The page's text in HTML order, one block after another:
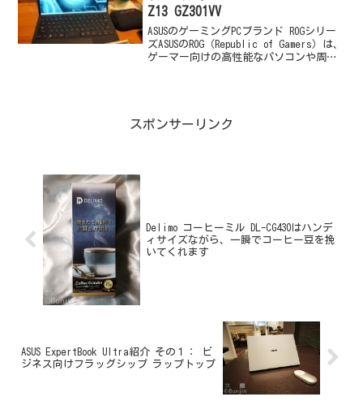
Z13 GZ301VV
ASUSのゲーミングPCブランド ROGシリー
ズASUSのROG（Republic of Gamers）は、
ゲーマー向けの高性能なパソコンや周辺
スポンサーリンク
Delimo コーヒーミル DL-CG430はハンデ
ィサイズながら、一瞬でコーヒー豆を挽
いてくれます
ASUS ExpertBook Ultra紹介 その１： ビ
ジネス向けフラッグシップ ラップトップ